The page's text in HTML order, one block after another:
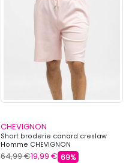
CHEVIGNON
Short broderie canard creslaw
Homme CHEVIGNON
64,99 €19,99 € 69%